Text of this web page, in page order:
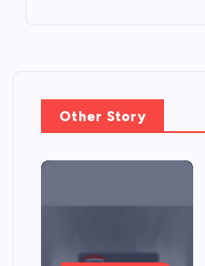
Other Story